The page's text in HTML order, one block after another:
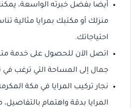
أيضا بفضل خبرته الواسعة،
منزلك أو مكتبك بمرايا مثالية
احتياجاتك.
اتصل الآن للحصول على خدمة
جمال إلى المساحة التي ترغب
نجار تركيب المرايا في مكة
المرايا بدقة واهتمام